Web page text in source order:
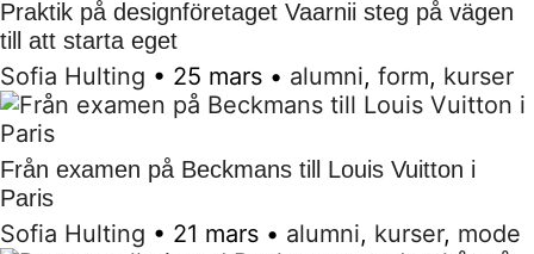
Praktik på designföretaget Vaarnii steg på vägen
till att starta eget
Sofia Hulting • 25 mars • alumni, form, kurser
Från examen på Beckmans till Louis Vuitton i
Paris
Sofia Hulting • 21 mars • alumni, kurser, mode